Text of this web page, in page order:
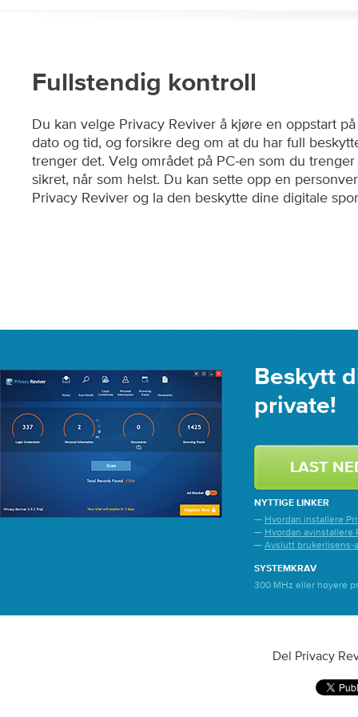
Fullstendig kontroll
Du kan velge Privacy Reviver å kjøre en oppstart
dato og tid, og forsikre deg om at du har full
trenger det. Velg området på PC-en som du
sikret, når som helst. Du kan sette opp en
Privacy Reviver og la den beskytte dine digitale
Beskytt
private!
LAST
NYTTIGE LINKER
— Hvordan installere
— Hvordan avinstallere
— Avslutt brukerlisens-
SYSTEMKRAV
300 MHz eller høyere
Del Privacy